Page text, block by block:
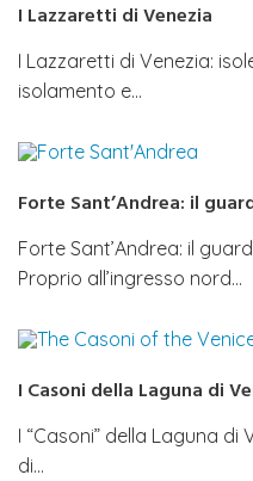
I Lazzaretti di Venezia
I Lazzaretti di Venezia:
isolamento e…
Forte Sant’Andrea: il
Forte Sant’Andrea: il
Proprio all’ingresso nord…
I Casoni della Laguna di
I “Casoni” della Laguna
di…